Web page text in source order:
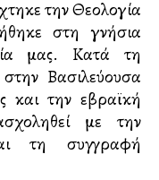
την Θεολογία
στη γνήσια
μας. Κατά τη
Βασιλεύουσα
και την εβραϊκή
με την
τη συγγραφή